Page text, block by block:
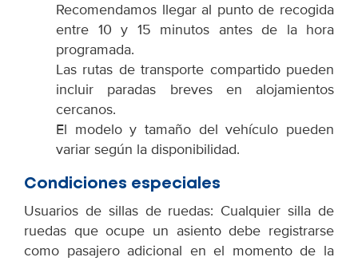
Recomendamos llegar al punto de recogida
entre 10 y 15 minutos antes de la hora
programada.
Las rutas de transporte compartido pueden
incluir paradas breves en alojamientos
cercanos.
El modelo y tamaño del vehículo pueden
variar según la disponibilidad.
Condiciones especiales
Usuarios de sillas de ruedas: Cualquier silla de
ruedas que ocupe un asiento debe registrarse
como pasajero adicional en el momento de la